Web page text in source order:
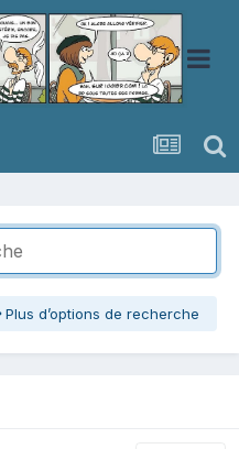
Plus d’options de recherche